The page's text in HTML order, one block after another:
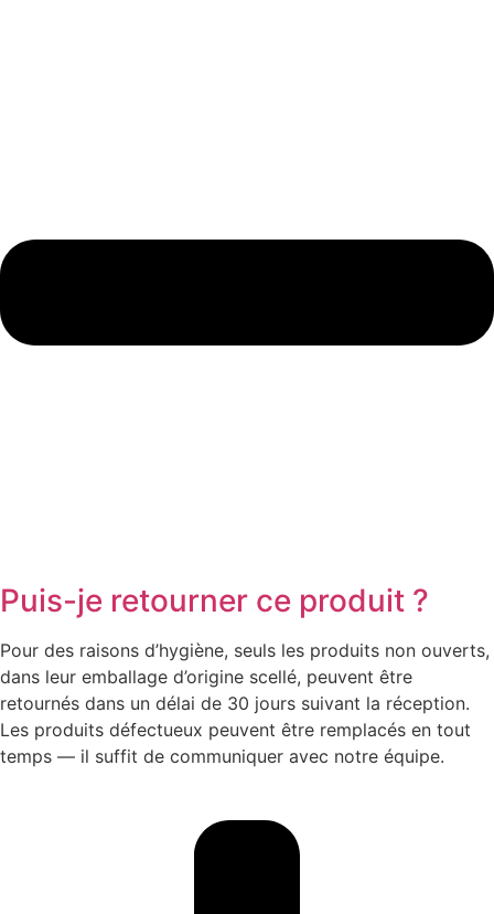
Puis-je retourner ce produit ?
Pour des raisons d’hygiène, seuls les produits non ouverts,
dans leur emballage d’origine scellé, peuvent être
retournés dans un délai de 30 jours suivant la réception.
Les produits défectueux peuvent être remplacés en tout
temps — il suffit de communiquer avec notre équipe.